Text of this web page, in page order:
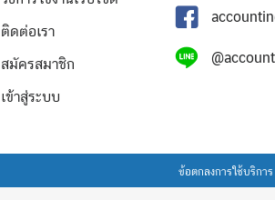
ติดต่อเรา
สมัครสมาชิก
เข้าสู่ระบบ
ข้อตกลงการใช้บริการ